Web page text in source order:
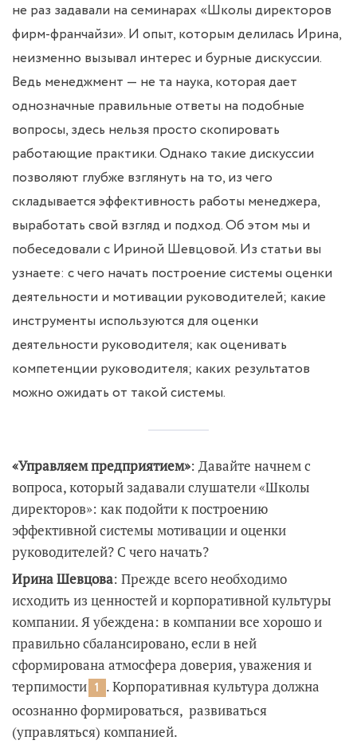
не раз задавали на семинарах «Школы директоров
фирм-франчайзи». И опыт, которым делилась Ирина,
неизменно вызывал интерес и бурные дискуссии.
Ведь менеджмент — не та наука, которая дает
однозначные правильные ответы на подобные
вопросы, здесь нельзя просто скопировать
работающие практики. Однако такие дискуссии
позволяют глубже взглянуть на то, из чего
складывается эффективность работы менеджера,
выработать свой взгляд и подход. Об этом мы и
побеседовали с Ириной Шевцовой. Из статьи вы
узнаете: с чего начать построение системы оценки
деятельности и мотивации руководителей; какие
инструменты используются для оценки
деятельности руководителя; как оценивать
компетенции руководителя; каких результатов
можно ожидать от такой системы.
«Управляем предприятием»: Давайте начнем с
вопроса, который задавали слушатели «Школы
директоров»: как подойти к построению
эффективной системы мотивации и оценки
руководителей? С чего начать?
Ирина Шевцова: Прежде всего необходимо
исходить из ценностей и корпоративной культуры
компании. Я убеждена: в компании все хорошо и
правильно сбалансировано, если в ней
сформирована атмосфера доверия, уважения и
терпимости 1 . Корпоративная культура должна
осознанно формироваться, развиваться
(управляться) компанией.